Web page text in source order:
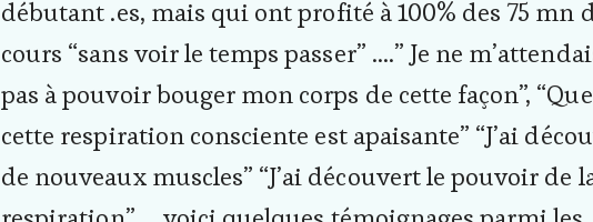
débutant .es, mais qui ont profité à 100% des 75 mn
cours “sans voir le temps passer” ….” Je ne
pas à pouvoir bouger mon corps de cette façon”, “Que
cette respiration consciente est apaisante” “J’ai
de nouveaux muscles” “J’ai découvert le pouvoir de